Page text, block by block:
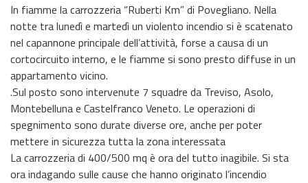
In fiamme la carrozzeria “Ruberti Km” di Povegliano. Nella
notte tra lunedì e martedì un violento incendio si è scatenato
nel capannone principale dell’attività, forse a causa di un
cortocircuito interno, e le fiamme si sono presto diffuse in un
appartamento vicino.
.Sul posto sono intervenute 7 squadre da Treviso, Asolo,
Montebelluna e Castelfranco Veneto. Le operazioni di
spegnimento sono durate diverse ore, anche per poter
mettere in sicurezza tutta la zona interessata
La carrozzeria di 400/500 mq è ora del tutto inagibile. Si sta
ora indagando sulle cause che hanno originato l’incendio